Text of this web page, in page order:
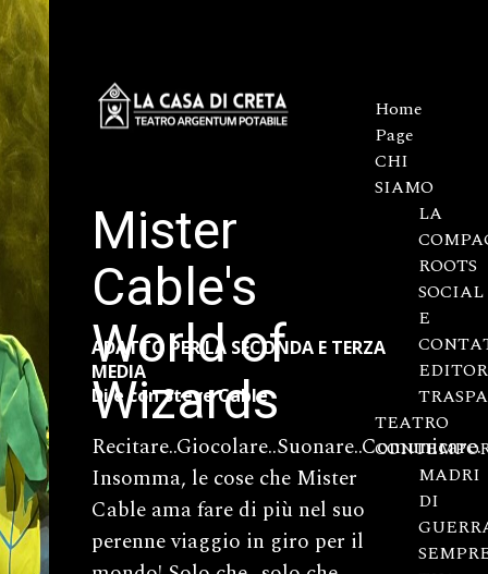
Home
Page
CHI
SIAMO
LA
ROOTS
SOCIAL
E
TEATRO
MADRI
DI
Mister
Cable's
World of
Wizards
ADATTO PER LA SECONDA E TERZA
MEDIA
Di e con Steve Cable
Recitare..Giocolare..Suonare..Comunicare.
Insomma, le cose che Mister
Cable ama fare di più nel suo
perenne viaggio in giro per il